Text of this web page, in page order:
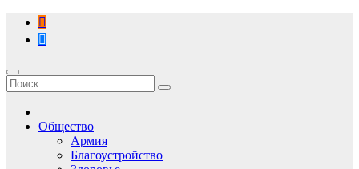
Перейти
содержимому
Общество
Армия
Благоустройство